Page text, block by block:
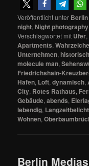
Veröffentlicht unter
night, Night photography
Verschlagwortet mit Ufer,
Apartments,
Unternehmen,historisch
molecule man,
Friedrichshain-
Hafen, Loft,dynamisch,
City, Rotes Rathaus,
Gebäude,abends,
lebendig,
Wohnen,
Berlin